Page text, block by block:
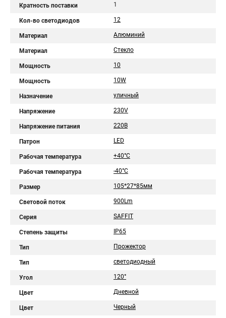
Кратность поставки 1
Кол-во светодиодов 12
Материал Алюминий
Материал Стекло
Мощность 10
Мощность 10W
Назначение уличный
Напряжение 230V
Напряжение питания 220В
Патрон LED
Рабочая температура +40°C
Рабочая температура -40°C
Размер 105*27*85мм
Световой поток 900Lm
Серия SAFFIT
Степень защиты IP65
Тип Прожектор
Тип светодиодный
Угол 120°
Цвет Дневной
Цвет Черный